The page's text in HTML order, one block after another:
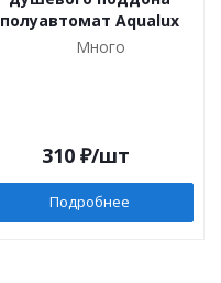
полуавтомат Aqualux
Много
310₽/шт
Подробнее